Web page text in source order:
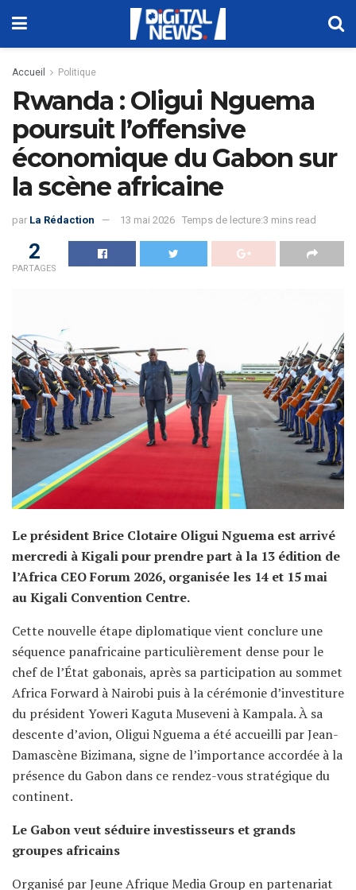
Accueil Politique
Rwanda : Oligui Nguema
poursuit l’offensive
économique du Gabon sur
la scène africaine
par La Rédaction 13 mai 2026 Temps de lecture:3 mins read
2
PARTAGES
Le président Brice Clotaire Oligui Nguema est arrivé
mercredi à Kigali pour prendre part à la 13 édition de
l’Africa CEO Forum 2026, organisée les 14 et 15 mai
au Kigali Convention Centre.
Cette nouvelle étape diplomatique vient conclure une
séquence panafricaine particulièrement dense pour le
chef de l’État gabonais, après sa participation au sommet
Africa Forward à Nairobi puis à la cérémonie d’investiture
du président Yoweri Kaguta Museveni à Kampala. À sa
descente d’avion, Oligui Nguema a été accueilli par Jean-
Damascène Bizimana, signe de l’importance accordée à la
présence du Gabon dans ce rendez-vous stratégique du
continent.
Le Gabon veut séduire investisseurs et grands
groupes africains
Organisé par Jeune Afrique Media Group en partenariat